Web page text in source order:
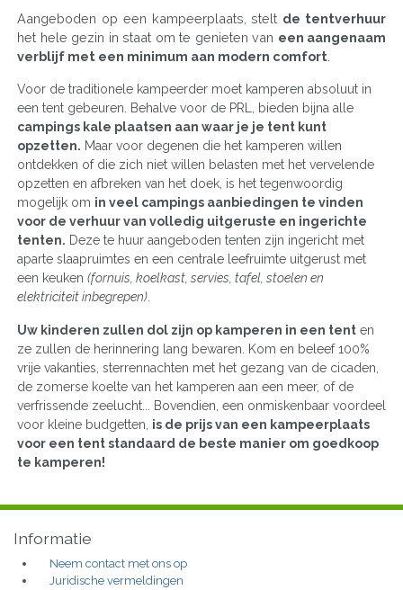
Aangeboden op een kampeerplaats, stelt de tentverhuur
het hele gezin in staat om te genieten van een aangenaam
verblijf met een minimum aan modern comfort
Voor de traditionele kampeerder moet kamperen absoluut in
een tent gebeuren. Behalve voor de PRL, bieden bijna alle
campings kale plaatsen aan waar je je tent kunt
opzetten. Maar voor degenen die het kamperen willen
ontdekken of die zich niet willen belasten met het vervelende
opzetten en afbreken van het doek, is het tegenwoordig
mogelijk om in veel campings aanbiedingen te vinden
voor de verhuur van volledig uitgeruste en ingerichte
tenten. Deze te huur aangeboden tenten zijn ingericht met
aparte slaapruimtes en een centrale leefruimte uitgerust met
een keuken (fornuis, koelkast, servies, tafel, stoelen en
elektriciteit inbegrepen)
Uw kinderen zullen dol zijn op kamperen in een tent en
ze zullen de herinnering lang bewaren. Kom en beleef 100%
vrije vakanties, sterrennachten met het gezang van de cicaden,
de zomerse koelte van het kamperen aan een meer, of de
verfrissende zeelucht... Bovendien, een onmiskenbaar voordeel
voor kleine budgetten, is de prijs van een kampeerplaats
voor een tent standaard de beste manier om goedkoop
te kamperen!
Informatie
Neem contact met ons op
Juridische vermeldingen